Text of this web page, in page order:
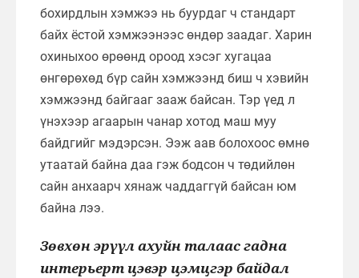
бохирдлын хэмжээ нь буурдаг ч стандарт
байх ёстой хэмжээнээс өндөр заадаг. Харин
охиныхоо өрөөнд ороод хэсэг хугацаа
өнгөрөхөд бүр сайн хэмжээнд биш ч хэвийн
хэмжээнд байгааг зааж байсан. Тэр үед л
үнэхээр агаарын чанар хотод маш муу
байдгийг мэдэрсэн. Ээж аав болохоос өмнө
утаатай байна даа гэж бодсон ч төдийлөн
сайн анхаарч хянаж чаддаггүй байсан юм
байна лээ.
Зөвхөн эрүүл ахуйн талаас гадна
интерьерт цэвэр цэмцгэр байдал